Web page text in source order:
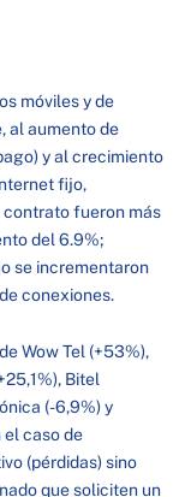
móviles y de
al aumento de
y al crecimiento
fijo,
contrato fueron más
del 6.9%;
se incrementaron
conexiones.
Wow Tel (+53%),
Bitel
(-6,9%) y
el caso de
(pérdidas) sino
que soliciten un